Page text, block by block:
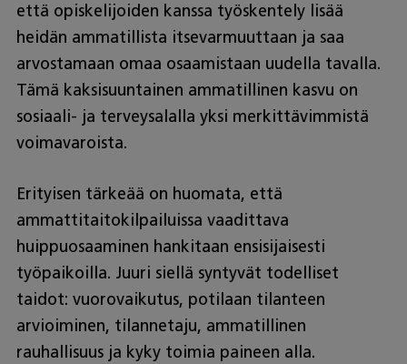
että opiskelijoiden kanssa työskentely lisää
heidän ammatillista itsevarmuuttaan ja saa
arvostamaan omaa osaamistaan uudella tavalla.
Tämä kaksisuuntainen ammatillinen kasvu on
sosiaali- ja terveysalalla yksi merkittävimmistä
voimavaroista.
Erityisen tärkeää on huomata, että
ammattitaitokilpailuissa vaadittava
huippuosaaminen hankitaan ensisijaisesti
työpaikoilla. Juuri siellä syntyvät todelliset
taidot: vuorovaikutus, potilaan tilanteen
arvioiminen, tilannetaju, ammatillinen
rauhallisuus ja kyky toimia paineen alla.